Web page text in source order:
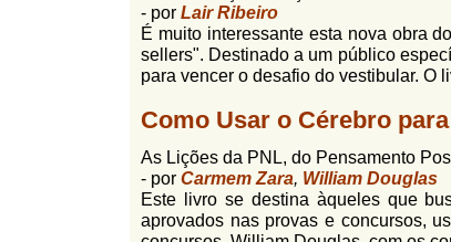
- por Lair Ribeiro
É muito interessante esta nova obra
sellers". Destinado a um público
para vencer o desafio do vestibular. O
Como Usar o Cérebro
As Lições da PNL, do Pensamento
- por Carmem Zara, William Douglas
Este livro se destina àqueles que
aprovados nas provas e concursos,